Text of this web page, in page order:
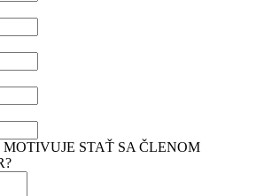
STAŤ SA ČLENOM